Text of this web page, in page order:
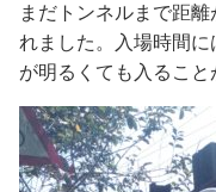
まだトンネルまで距
れました。入場時間
が明るくても入るこ